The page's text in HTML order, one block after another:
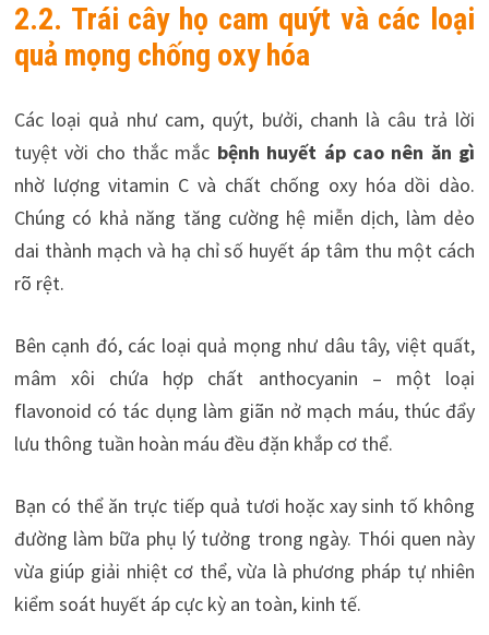
2.2. Trái cây họ cam quýt và các loại
quả mọng chống oxy hóa
Các loại quả như cam, quýt, bưởi, chanh là câu trả lời
tuyệt vời cho thắc mắc bệnh huyết áp cao nên ăn gì
nhờ lượng vitamin C và chất chống oxy hóa dồi dào.
Chúng có khả năng tăng cường hệ miễn dịch, làm dẻo
dai thành mạch và hạ chỉ số huyết áp tâm thu một cách
rõ rệt.
Bên cạnh đó, các loại quả mọng như dâu tây, việt quất,
mâm xôi chứa hợp chất anthocyanin – một loại
flavonoid có tác dụng làm giãn nở mạch máu, thúc đẩy
lưu thông tuần hoàn máu đều đặn khắp cơ thể.
Bạn có thể ăn trực tiếp quả tươi hoặc xay sinh tố không
đường làm bữa phụ lý tưởng trong ngày. Thói quen này
vừa giúp giải nhiệt cơ thể, vừa là phương pháp tự nhiên
kiểm soát huyết áp cực kỳ an toàn, kinh tế.